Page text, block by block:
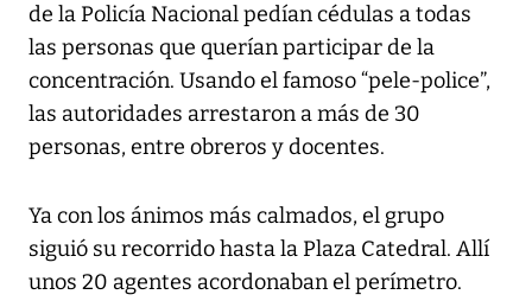
de la Policía Nacional pedían cédulas a todas
las personas que querían participar de la
concentración. Usando el famoso “pele-police”,
las autoridades arrestaron a más de 30
personas, entre obreros y docentes.
Ya con los ánimos más calmados, el grupo
siguió su recorrido hasta la Plaza Catedral. Allí
unos 20 agentes acordonaban el perímetro.